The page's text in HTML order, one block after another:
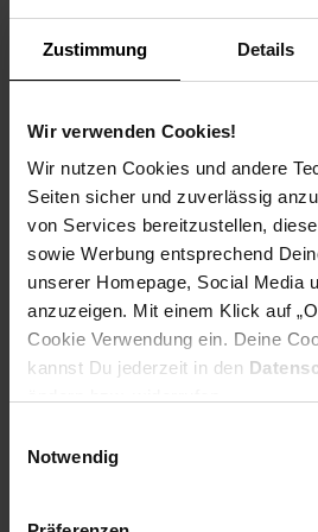
Zustimmung Details
Wir verwenden Cookies!
Wir nutzen Cookies und andere
Seiten sicher und zuverlässig
von Services bereitzustellen,
sowie Werbung entsprechend
unserer Homepage, Social Media
anzuzeigen. Mit einem Klick auf
Cookie Verwendung ein. Deine
kannst Du jederzeit in den
Notwendig
& Jones bist du immer warm und
jetzt und überzeuge dich selbst von
Design von Jack & Jones.
Gattung VG für Titel:
aboutyou-titel: Pullover 'STEEN'
ay-PFAS: PFAS Frei
ay-material: Obermaterial: 70%
ay-material-eigenschaften:
ay-material1: keine Angabe
ay-passform schuh: keine Angabe
ay-pullover-materialart: Grobstrick
ay-schuh-acc material: kein
ay-schuhdetails: keine Angabe
ay-
bleichen: Nicht bleichen